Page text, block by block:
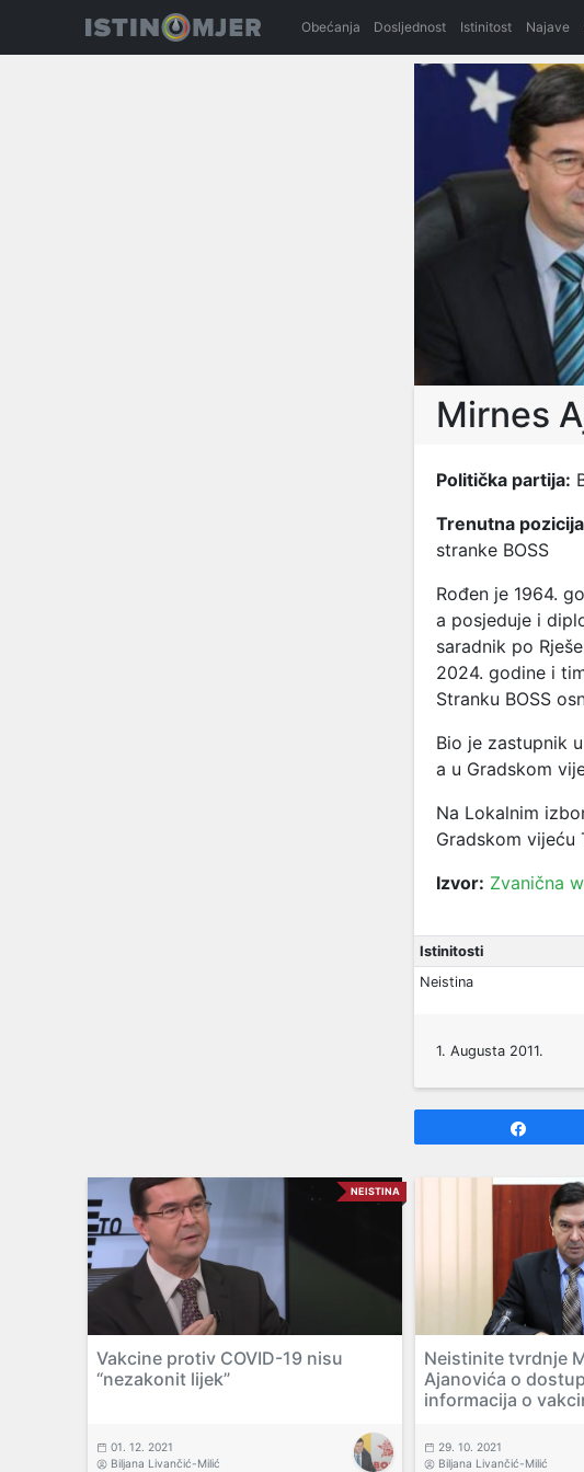
Obećanja Dosljednost Istinitost Najave
Mirnes
Politička partija:
Trenutna
stranke BOSS
Rođen je 1964.
a posjeduje i
saradnik po
2024. godine i
Stranku BOSS
Bio je zastupnik
a u Gradskom
Na Lokalnim
Gradskom vijeću
Izvor: Zvanična
Istinitosti
Neistina
1. Augusta 2011.
NEISTINA
Vakcine protiv COVID-19 nisu
“nezakonit lijek”
01. 12. 2021
Biljana Livančić-Milić
Neistinite tvrdnje
Ajanovića o
informacija o
29. 10. 2021
Biljana Livančić-Milić